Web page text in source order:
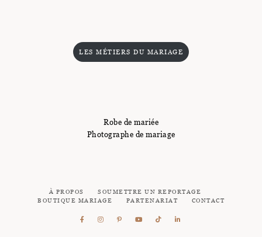
LES MÉTIERS DU MARIAGE
Robe de mariée
Photographe de mariage
À PROPOS
SOUMETTRE UN REPORTAGE
BOUTIQUE MARIAGE
PARTENARIAT CONTACT